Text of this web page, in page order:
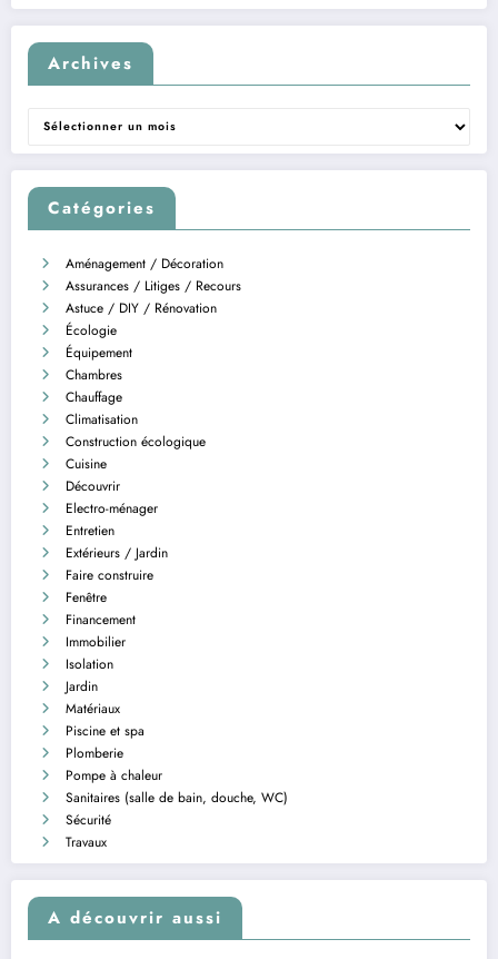
Archives
Archives
Catégories
Aménagement / Décoration
Assurances / Litiges / Recours
Astuce / DIY / Rénovation
Écologie
Équipement
Chambres
Chauffage
Climatisation
Construction écologique
Cuisine
Découvrir
Electro-ménager
Entretien
Extérieurs / Jardin
Faire construire
Fenêtre
Financement
Immobilier
Isolation
Jardin
Matériaux
Piscine et spa
Plomberie
Pompe à chaleur
Sanitaires (salle de bain, douche, WC)
Sécurité
Travaux
A découvrir aussi